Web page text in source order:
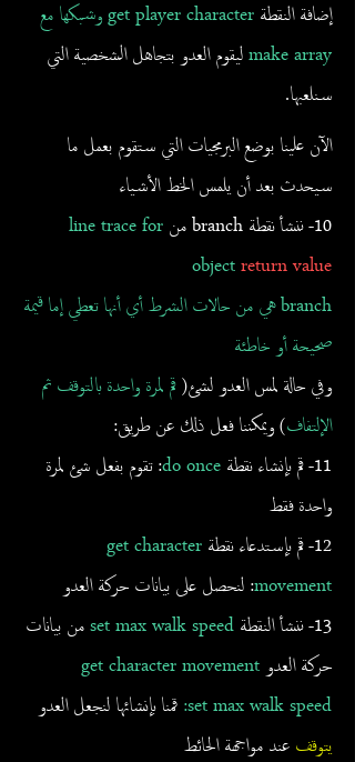
إضافة النقطة
get player character وشبكها مع
make arrayليقوم العدو بتجاهل الشخصية التي
سنلعبها.
الآن علينا بوضع البرمجيات التي ستقوم بعمل ما
سيحدث بعد أن يلمس الخط الأشياء
10- ننشأ نقطة branch من
line trace for
objectreturn value
branch هي من حالات الشرط أي أنها تعطي إما قيمة
صحيحة أو خاطئة
وفي حالة لمس العدو لشئ(قم لمرة واحدة بالتوقف ثم
الإلتفاف) ويمكننا فعل ذلك عن طريق:
11- قم بإنشاء نقطة
: تقوم بفعل شئ لمرة
واحدة فقط
12- قم بإستدعاء نقطة get character
movement: لنحصل على بيانات حركة العدو
13- ننشأ النقطة
من بيانات
حركة العدو
set max walk speed: قمنا بإنشائها لنجعل العدو
يتوقف عند مواجهة الحائط